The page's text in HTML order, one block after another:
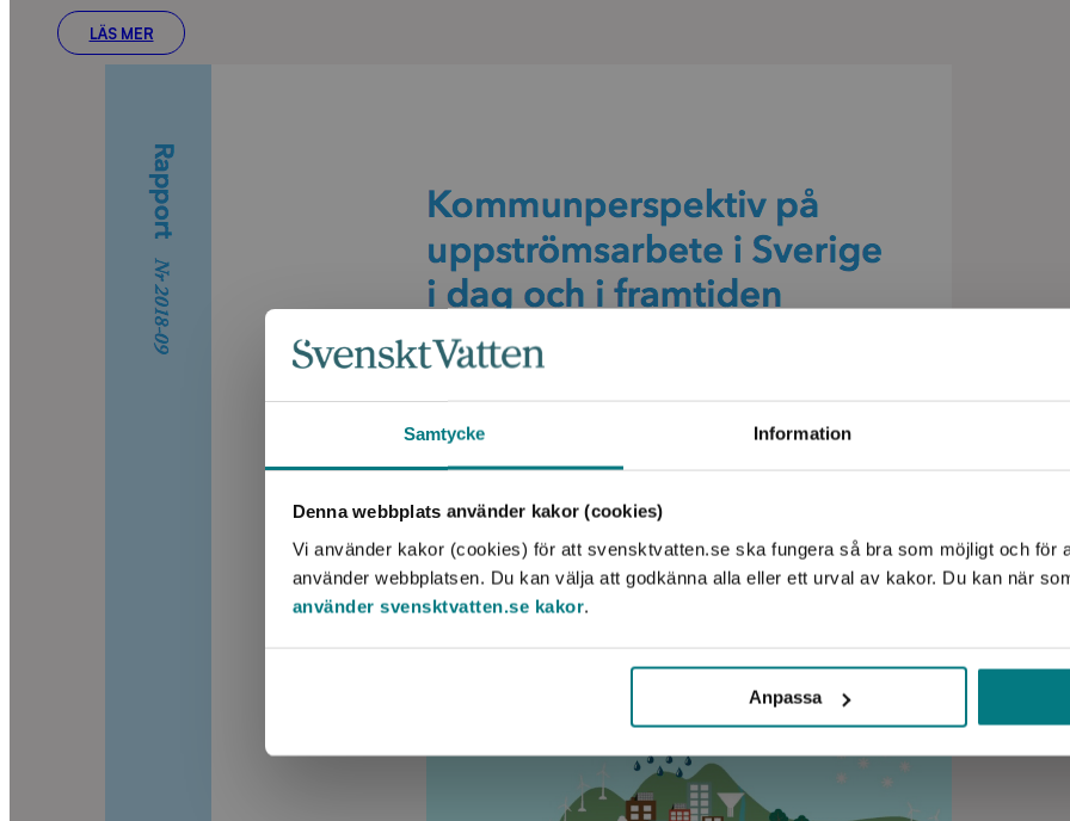
Samtycke Information
Denna webbplats använder kakor (cookies)
Vi använder kakor (cookies) för att svensktvatten.se ska fungera så bra som möjligt och för
använder webbplatsen. Du kan välja att godkänna alla eller ett urval av kakor. Du kan när
använder svensktvatten.se kakor.
Anpassa
LÄS MER